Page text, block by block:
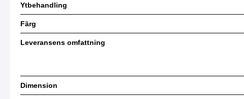
Ytbehandling
Färg
Leveransens omfattning
Dimension